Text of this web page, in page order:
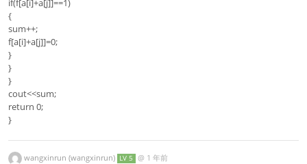
if(f[a[i]+a[j]]==1)
{
sum++;
f[a[i]+a[j]]=0;
}
}
}
cout<<sum;
return 0;
}
wangxinrun (wangxinrun) LV 5 @ 1 年前